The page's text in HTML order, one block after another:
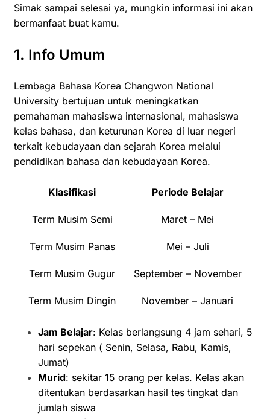
Simak sampai selesai ya, mungkin informasi ini akan
bermanfaat buat kamu.
1. Info Umum
Lembaga Bahasa Korea Changwon National
University bertujuan untuk meningkatkan
pemahaman mahasiswa internasional, mahasiswa
kelas bahasa, dan keturunan Korea di luar negeri
terkait kebudayaan dan sejarah Korea melalui
pendidikan bahasa dan kebudayaan Korea.
Klasifikasi Periode Belajar
Term Musim Semi Maret – Mei
Term Musim Panas Mei – Juli
Term Musim Gugur September – November
Term Musim Dingin November – Januari
Jam Belajar: Kelas berlangsung 4 jam sehari, 5
hari sepekan ( Senin, Selasa, Rabu, Kamis,
Jumat)
Murid: sekitar 15 orang per kelas. Kelas akan
ditentukan berdasarkan hasil tes tingkat dan
jumlah siswa